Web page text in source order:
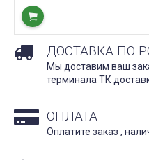
ДОСТАВКА ПО
Мы доставим ваш
терминала ТК
ОПЛАТА
Оплатите заказ ,